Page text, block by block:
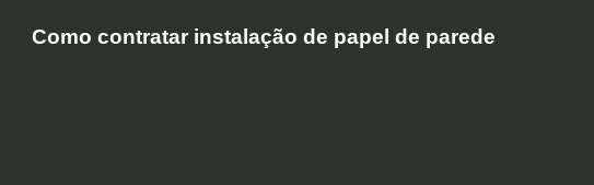
Como contratar instalação de papel de parede